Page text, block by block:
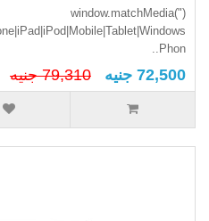
(window.matchMedia("
Phon..
72,500 جنيه 79,310 جنيه